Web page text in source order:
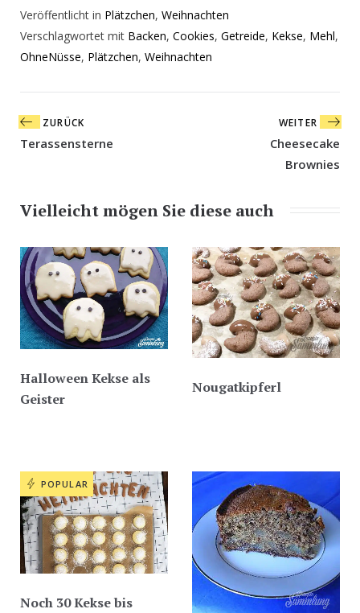
Veröffentlicht in Plätzchen, Weihnachten
Verschlagwortet mit Backen, Cookies, Getreide, Kekse, Mehl,
OhneNüsse, Plätzchen, Weihnachten
Beitragsnavigation
ZURÜCK
Terassensterne
WEITER
Cheesecake
Brownies
Vielleicht mögen Sie diese auch
Halloween Kekse als
Geister
Nougatkipferl
POPULAR
Noch 30 Kekse bis